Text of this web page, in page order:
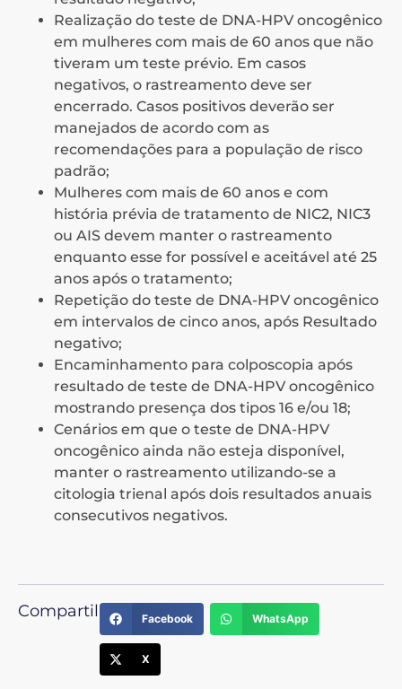
Realização do teste de DNA-HPV oncogênico
em mulheres com mais de 60 anos que não
tiveram um teste prévio. Em casos
negativos, o rastreamento deve ser
encerrado. Casos positivos deverão ser
manejados de acordo com as
recomendações para a população de risco
padrão;
Mulheres com mais de 60 anos e com
história prévia de tratamento de NIC2, NIC3
ou AIS devem manter o rastreamento
enquanto esse for possível e aceitável até 25
anos após o tratamento;
Repetição do teste de DNA-HPV oncogênico
em intervalos de cinco anos, após Resultado
negativo;
Encaminhamento para colposcopia após
resultado de teste de DNA-HPV oncogênico
mostrando presença dos tipos 16 e/ou 18;
Cenários em que o teste de DNA-HPV
oncogênico ainda não esteja disponível,
manter o rastreamento utilizando-se a
citologia trienal após dois resultados anuais
consecutivos negativos.
Compartilhe: Facebook WhatsApp
X